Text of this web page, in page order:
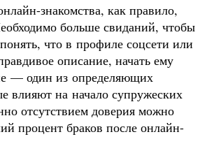
знакомства, как правило,
больше свиданий, чтобы
что в профиле соцсети или
описание, начать ему
— один из определяющих
влияют на начало супружеских
отсутствием доверия можно
процент браков после онлайн-